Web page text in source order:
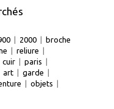
| 2000 | broche
| reliure |
cuir | paris |
art | garde |
| objets |